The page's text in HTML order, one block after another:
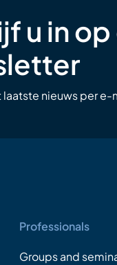
u in
laatste nieuws per e-
Professionals
Groups and